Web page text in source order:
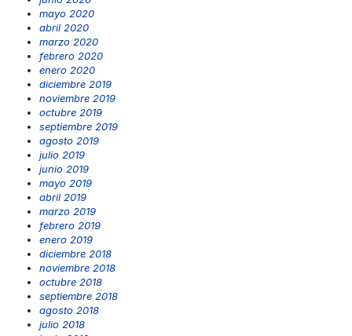
mayo 2020
abril 2020
marzo 2020
febrero 2020
enero 2020
diciembre 2019
noviembre 2019
octubre 2019
septiembre 2019
agosto 2019
julio 2019
junio 2019
mayo 2019
abril 2019
marzo 2019
febrero 2019
enero 2019
diciembre 2018
noviembre 2018
octubre 2018
septiembre 2018
agosto 2018
julio 2018